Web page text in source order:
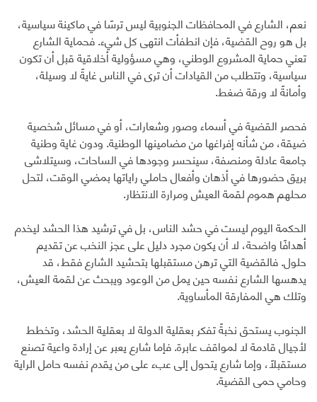
نعم، الشارع في المحافظات الجنوبية ليس ترسًا في ماكينة سياسية،
بل هو روح القضية، فإن انطفأت انتهى كل شيء. فحماية الشارع
تعني حماية المشروع الوطني، وهي مسؤولية أخلاقية قبل أن تكون
سياسية، وتتطلب من القيادات أن ترى في الناس غايةً لا وسيلة،
وأمانةً لا ورقة ضغط.
فحصر القضية في أسماء وصور وشعارات، أو في مسائل شخصية
ضيقة، من شأنه إفراغها من مضامينها الوطنية. ودون غاية وطنية
جامعة عادلة ومنصفة، سينحسر وجودها في الساحات، وسيتلاشى
بريق حضورها في أذهان وأفعال حاملي راياتها بمضي الوقت، لتحل
محلهم هموم لقمة العيش ومرارة الانتظار.
الحكمة اليوم ليست في حشد الناس، بل في ترشيد هذا الحشد ليخدم
أهدافًا واضحة، لا أن يكون مجرد دليل على عجز النخب عن تقديم
حلول. فالقضية التي ترهن مستقبلها بتحشيد الشارع فقط، قد
يدهسها الشارع نفسه حين يمل من الوعود ويبحث عن لقمة العيش،
وتلك هي المفارقة المأساوية.
الجنوب يستحق نخبةً تفكر بعقلية الدولة لا بعقلية الحشد، وتخطط
لأجيال قادمة لا لمواقف عابرة. فإما شارع يعبر عن إرادة واعية تصنع
مستقبلًا، وإما شارع يتحول إلى عبء على من يقدم نفسه حامل الراية
وحامي حمى القضية.